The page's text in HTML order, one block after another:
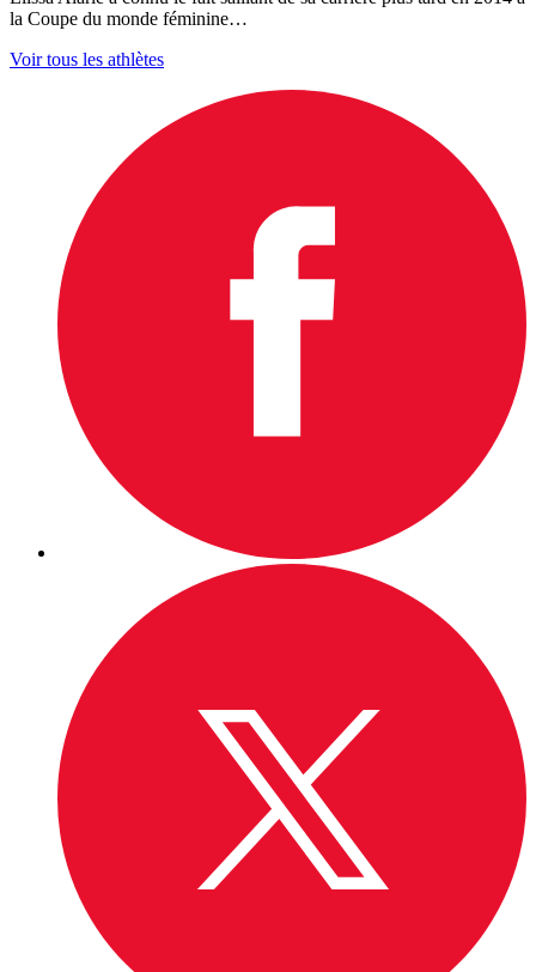
la Coupe du monde féminine…
Voir tous les athlètes